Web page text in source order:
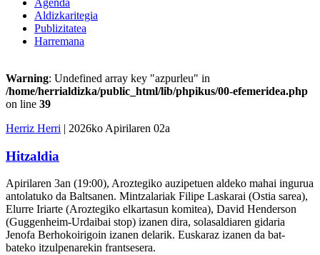
Agenda
Aldizkaritegia
Publizitatea
Harremana
Warning: Undefined array key "azpurleu" in
/home/herrialdizka/public_html/lib/phpikus/00-efemeridea.php
on line 39
Herriz Herri | 2026ko Apirilaren 02a
Hitzaldia
Apirilaren 3an (19:00), Aroztegiko auzipetuen aldeko mahai ingurua
antolatuko da Baltsanen. Mintzalariak Filipe Laskarai (Ostia sarea),
Elurre Iriarte (Aroztegiko elkartasun komitea), David Henderson
(Guggenheim-Urdaibai stop) izanen dira, solasaldiaren gidaria
Jenofa Berhokoirigoin izanen delarik. Euskaraz izanen da bat-
bateko itzulpenarekin frantsesera.